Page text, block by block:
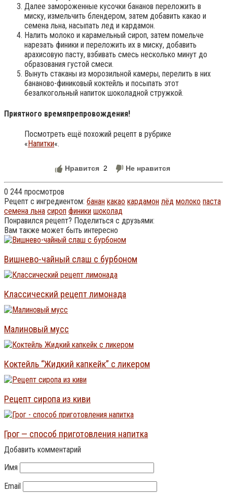
Далее замороженные кусочки бананов переложить в
миску, измельчить блендером, затем добавить какао и
семена льна, насыпать лед и кардамон.
Налить молоко и карамельный сироп, затем помельче
нарезать финики и переложить их в миску, добавить
арахисовую пасту, взбивать смесь несколько минут до
образования густой смеси.
Вынуть стаканы из морозильной камеры, перелить в них
бананово-финиковый коктейль и посыпать этот
безалкогольный напиток шоколадной стружкой.
Приятного времяпрепровождения!
Посмотреть ещё похожий рецепт в рубрике
«Напитки«.
Нравится 2 Не нравится
0 244 просмотров
Рецепт с ингредиентом: банан какао кардамон лёд молоко паста
семена льна сироп финики шоколад
Понравился рецепт? Поделиться с друзьями:
Вам также может быть интересно
Вишнево-чайный слаш с бурбоном
Классический рецепт лимонада
Малиновый мусс
Коктейль “Жидкий капкейк” с ликером
Рецепт сиропа из киви
Грог — способ приготовления напитка
Добавить комментарий
Имя
Email